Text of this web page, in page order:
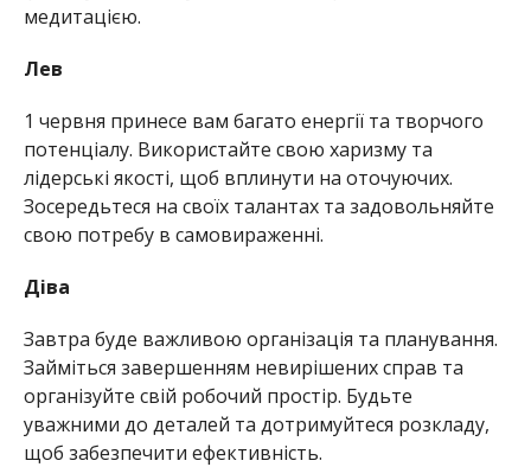
медитацією.
Лев
1 червня принесе вам багато енергії та творчого
потенціалу. Використайте свою харизму та
лідерські якості, щоб вплинути на оточуючих.
Зосередьтеся на своїх талантах та задовольняйте
свою потребу в самовираженні.
Діва
Завтра буде важливою організація та планування.
Займіться завершенням невирішених справ та
організуйте свій робочий простір. Будьте
уважними до деталей та дотримуйтеся розкладу,
щоб забезпечити ефективність.